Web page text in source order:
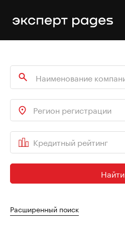
Регион регистрации
Кредитный рейтинг
Найти
Расширенный поиск